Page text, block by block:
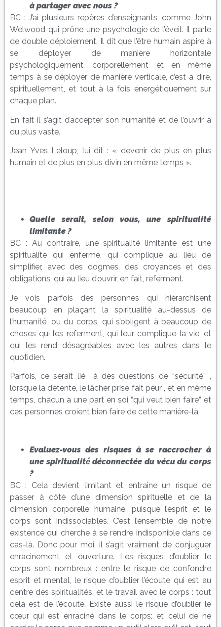
à partager avec nous ?
BC : J’ai plusieurs repères d’enseignants, comme John
Welwood qui prône une psychologie de l’éveil. Il parle
de double déploiement. Il dit que l’être humain aspire à
se déployer de manière horizontale
psychologiquement, corporellement et en même
temps à se déployer de manière verticale, c’est à dire,
spirituellement, et tout à la fois énergétiquement sur
chaque plan.
En fait il s’agit d’accepter son humanité et de l’ouvrir à
du plus vaste.
Jean Yves Leloup, lui dit : « devenir de plus en plus
humain et de plus en plus divin en même temps ».
Quelle serait, selon vous, unespiritualité
limitante ?
BC : Au contraire, une spiritualité limitante est une
spiritualité qui enferme, qui complique au lieu de
simplifier, avec des dogmes, des croyances et des
obligations, qui au lieu d’ouvrir, en fait, referment.
Je vois parfois des personnes qui hiérarchisent
beaucoup en plaçant la spiritualité au-dessus de
l’humanité, ou du corps, qui s’obligent à beaucoup de
choses qui les referment, qui leur complique la vie, et
qui les rend désagréables avec les autres dans le
quotidien.
Parfois, ce serait lié à des questions de “sécurité” ,
lorsque la détente, le lâcher prise fait peur , et en même
temps, chacun a une part en soi “qui veut bien faire” et
ces personnes croient bien faire de cette manière-là.
Evaluez-vous des risques à se raccrocher à
une spiritualité́ déconnectée du vécu du corps
?
BC : Cela devient limitant et entraine un risque de
passer à côté d’une dimension spirituelle et de la
dimension corporelle humaine, puisque l’esprit et le
corps sont indissociables. C’est l’ensemble de notre
existence qui cherche à se rendre indisponible dans ce
cas-là. Donc pour moi, il s’agit vraiment de conjuguer
enracinement et ouverture. Les risques d’oublier le
corps sont nombreux : entre le risque de confondre
esprit et mental, le risque d’oublier l’écoute qui est au
centre des spiritualités, et le travail avec le corps : tout
cela est de l’écoute. Existe aussi le risque d’oublier le
cœur qui est enraciné dans le corps; et celui de ne